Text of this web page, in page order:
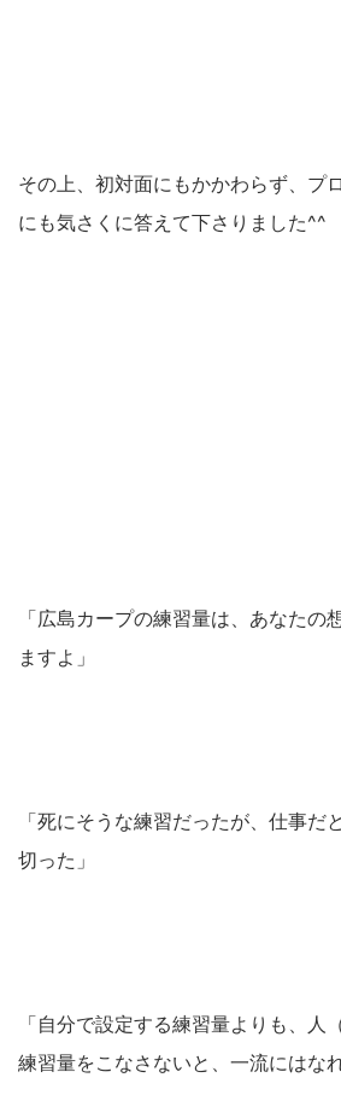
その上、初対面にもかかわらず、プ
にも気さくに答えて下さりました^^
「広島カープの練習量は、あなたの
ますよ」
「死にそうな練習だったが、仕事だ
切った」
「自分で設定する練習量よりも、人
練習量をこなさないと、一流にはな